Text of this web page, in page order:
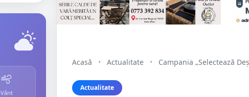
Vânt
Acasă • Actualitate • Campania „Selectează
Actualitate